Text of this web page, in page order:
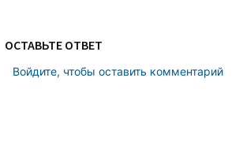
ОСТАВЬТЕ ОТВЕТ
Войдите, чтобы оставить комментарий